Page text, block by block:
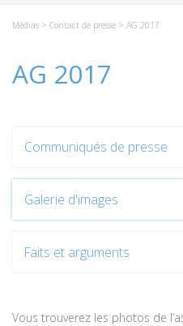
Médias > Contact de presse > AG 2017
AG 2017
Communiqués de presse
Galerie d'images
Faits et arguments
Vous trouverez les photos de